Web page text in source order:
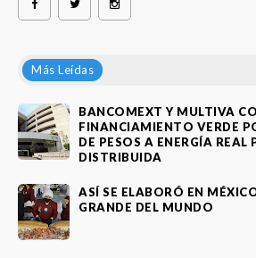
Más Leídas
BANCOMEXT Y MULTIVA
FINANCIAMIENTO VERDE
DE PESOS A ENERGÍA REAL
DISTRIBUIDA
ASÍ SE ELABORÓ EN
GRANDE DEL MUNDO